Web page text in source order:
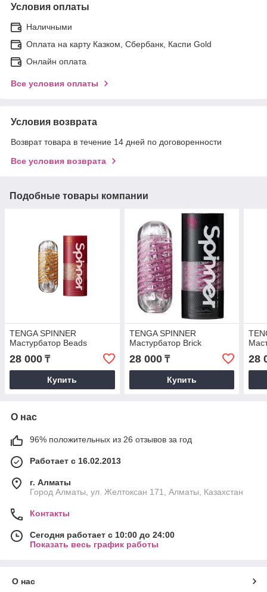
Условия оплаты
Наличными
Оплата на карту Казком, Сбербанк, Каспи Gold
Онлайн оплата
Все условия оплаты
Условия возврата
Возврат товара в течение 14 дней по договоренности
Все условия возврата
Подобные товары компании
TENGA SPINNER
Мастурбатор Beads
28 000 ₸
Купить
TENGA SPINNER
Мастурбатор Brick
28 000₸
Купить
28
О нас
96% положительных из 26 отзывов за год
Работает с 16.02.2013
г. Алматы
Город Алматы, ул. Желтоксан 171, Алматы, Казахстан
Контакты
Сегодня работает с 10:00 до 24:00
Показать весь график работы
О нас